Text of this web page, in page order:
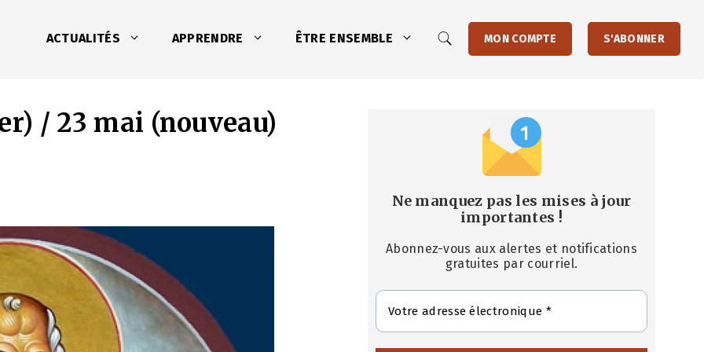
ACTUALITÉS APPRENDRE ÊTRE ENSEMBLE MON COMPTE S'ABONNER
/ 23 mai (nouveau)
Ne manquez pas les mises à jour
importantes !
Abonnez-vous aux alertes et notifications
gratuites par courriel.